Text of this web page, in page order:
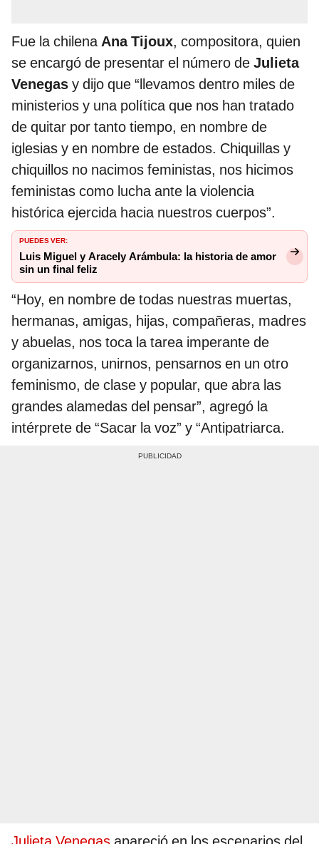
Fue la chilenaAna Tijoux, compositora, quien
se encargó de presentar el número de Julieta
Venegas y dijo que “llevamos dentro miles de
ministerios y una política que nos han tratado
de quitar por tanto tiempo, en nombre de
iglesias y en nombre de estados. Chiquillas y
chiquillos no nacimos feministas, nos hicimos
feministas como lucha ante la violencia
histórica ejercida hacia nuestros cuerpos”.
PUEDES VER:
Luis Miguel y Aracely Arámbula: la historia de amor
sin un final feliz
“Hoy, en nombre de todas nuestras muertas,
hermanas, amigas, hijas, compañeras, madres
y abuelas, nos toca la tarea imperante de
organizarnos, unirnos, pensarnos en un otro
feminismo, de clase y popular, que abra las
grandes alamedas del pensar”, agregó la
intérprete de “Sacar la voz” y “Antipatriarca.